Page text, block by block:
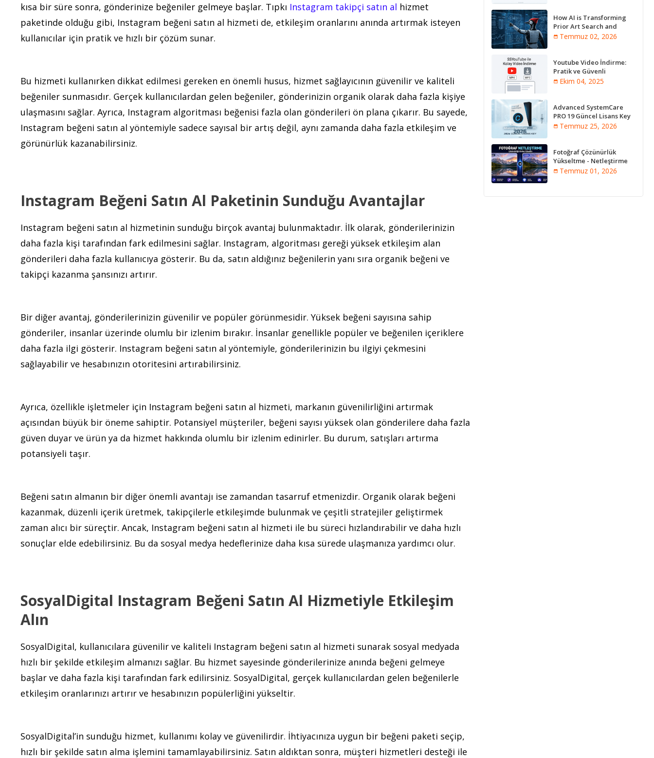
kısa bir süre sonra, gönderinize beğeniler gelmeye başlar. Tıpkı Instagram takipçi satın al hizmet
paketinde olduğu gibi, Instagram beğeni satın al hizmeti de, etkileşim oranlarını anında artırmak isteyen
kullanıcılar için pratik ve hızlı bir çözüm sunar.
Bu hizmeti kullanırken dikkat edilmesi gereken en önemli husus, hizmet sağlayıcının güvenilir ve kaliteli
beğeniler sunmasıdır. Gerçek kullanıcılardan gelen beğeniler, gönderinizin organik olarak daha fazla kişiye
ulaşmasını sağlar. Ayrıca, Instagram algoritması beğenisi fazla olan gönderileri ön plana çıkarır. Bu sayede,
Instagram beğeni satın al yöntemiyle sadece sayısal bir artış değil, aynı zamanda daha fazla etkileşim ve
görünürlük kazanabilirsiniz.
Instagram Beğeni Satın Al Paketinin Sunduğu Avantajlar
Instagram beğeni satın al hizmetinin sunduğu birçok avantaj bulunmaktadır. İlk olarak, gönderilerinizin
daha fazla kişi tarafından fark edilmesini sağlar. Instagram, algoritması gereği yüksek etkileşim alan
gönderileri daha fazla kullanıcıya gösterir. Bu da, satın aldığınız beğenilerin yanı sıra organik beğeni ve
takipçi kazanma şansınızı artırır.
Bir diğer avantaj, gönderilerinizin güvenilir ve popüler görünmesidir. Yüksek beğeni sayısına sahip
gönderiler, insanlar üzerinde olumlu bir izlenim bırakır. İnsanlar genellikle popüler ve beğenilen içeriklere
daha fazla ilgi gösterir. Instagram beğeni satın al yöntemiyle, gönderilerinizin bu ilgiyi çekmesini
sağlayabilir ve hesabınızın otoritesini artırabilirsiniz.
Ayrıca, özellikle işletmeler için Instagram beğeni satın al hizmeti, markanın güvenilirliğini artırmak
açısından büyük bir öneme sahiptir. Potansiyel müşteriler, beğeni sayısı yüksek olan gönderilere daha fazla
güven duyar ve ürün ya da hizmet hakkında olumlu bir izlenim edinirler. Bu durum, satışları artırma
potansiyeli taşır.
Beğeni satın almanın bir diğer önemli avantajı ise zamandan tasarruf etmenizdir. Organik olarak beğeni
kazanmak, düzenli içerik üretmek, takipçilerle etkileşimde bulunmak ve çeşitli stratejiler geliştirmek
zaman alıcı bir süreçtir. Ancak, Instagram beğeni satın al hizmeti ile bu süreci hızlandırabilir ve daha hızlı
sonuçlar elde edebilirsiniz. Bu da sosyal medya hedeflerinize daha kısa sürede ulaşmanıza yardımcı olur.
SosyalDigital Instagram Beğeni Satın Al Hizmetiyle Etkileşim
Alın
SosyalDigital, kullanıcılara güvenilir ve kaliteli Instagram beğeni satın al hizmeti sunarak sosyal medyada
hızlı bir şekilde etkileşim almanızı sağlar. Bu hizmet sayesinde gönderilerinize anında beğeni gelmeye
başlar ve daha fazla kişi tarafından fark edilirsiniz. SosyalDigital, gerçek kullanıcılardan gelen beğenilerle
etkileşim oranlarınızı artırır ve hesabınızın popülerliğini yükseltir.
SosyalDigital’in sunduğu hizmet, kullanımı kolay ve güvenilirdir. İhtiyacınıza uygun bir beğeni paketi seçip,
hızlı bir şekilde satın alma işlemini tamamlayabilirsiniz. Satın aldıktan sonra, müşteri hizmetleri desteği ile
How AI is Transforming
Prior Art Search and
Innovation Analysis
Temmuz 02, 2026
Youtube Video İndirme:
Pratik ve Güvenli
Yöntemler
Ekim 04, 2025
Advanced SystemCare
PRO 19 Güncel Lisans Key
2026Temmuz 25, 2026
Fotoğraf Çözünürlük
Yükseltme - Netleştirme
Programları [Online]
Temmuz 01, 2026